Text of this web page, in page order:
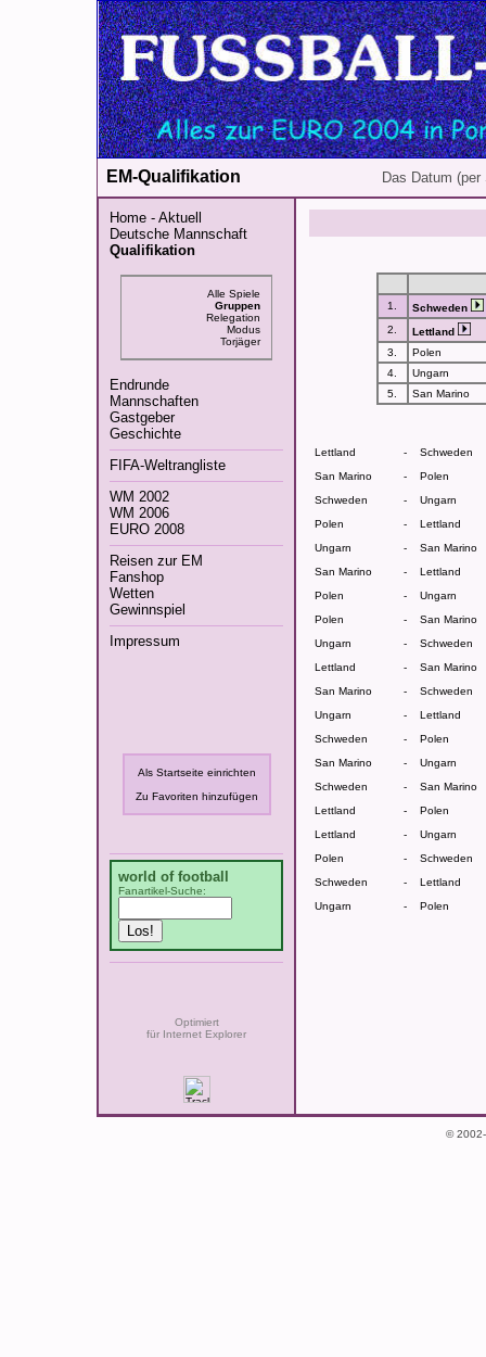
EM-Qualifikation Das Datum
Home - Aktuell
Deutsche Mannschaft
Qualifikation
Alle Spiele
Gruppen
Relegation
Modus
Torjäger
Endrunde
Mannschaften
Gastgeber
Geschichte
FIFA-Weltrangliste
WM 2002
WM 2006
EURO 2008
Reisen zur EM
Fanshop
Wetten
Gewinnspiel
Impressum
Die Fußball-EM 2008 hat
Als Startseite einrichten
Zu Favoriten hinzufügen
world of football
Fanartikel-Suche:
Optimiert
für Internet Explorer
1.
Schweden
2.
Lettland
3.
Polen
4.
Ungarn
5.
San Marino
Lettland -
Schweden
San Marino
-
Polen
Schweden
-
Ungarn
Polen
-
Lettland
Ungarn
-
San Marino
San Marino
-
Lettland
Polen
-
Ungarn
Polen
-
San Marino
Ungarn
-
Schweden
Lettland
-
San Marino
San Marino
-
Schweden
Ungarn
-
Lettland
Schweden
-
Polen
San Marino
-
Ungarn
Schweden
-
San Marino
Lettland
-
Polen
Lettland
-
Ungarn
Polen
-
Schweden
Schweden
-
Lettland
Ungarn
- Polen
©